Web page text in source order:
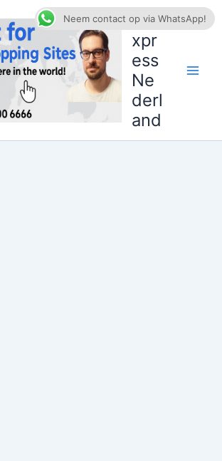
AliE
xpr
ess
Ne
derl
and
Neem contact op via WhatsApp!